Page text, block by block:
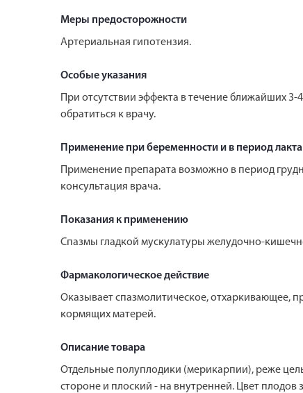
Меры предосторожности
Артериальная гипотензия.
Особые указания
При отсутствии эффекта в течение ближайших
обратиться к врачу.
Применение при беременности и в период
Применение препарата возможно в период
консультация врача.
Показания к применению
Спазмы гладкой мускулатуры желудочно-
Фармакологическое действие
Оказывает спазмолитическое, отхаркивающее,
кормящих матерей.
Описание товара
Отдельные полуплодики (мерикарпии), реже
стороне и плоский - на внутренней. Цвет